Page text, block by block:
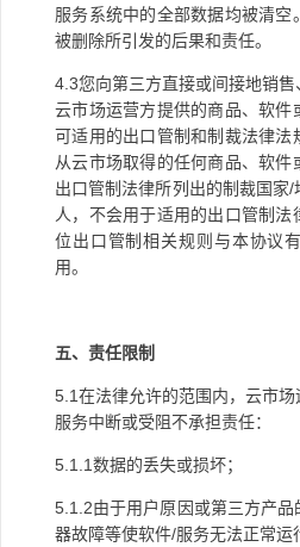
服务系统中的全部数据均被清空
被删除所引发的后果和责任。
4.3您向第三方直接或间接地销
云市场运营方提供的商品、软件
可适用的出口管制和制裁法律法
从云市场取得的任何商品、软件
出口管制法律所列出的制裁国家/
人，不会用于适用的出口管制法
位出口管制相关规则与本协议
用。
五、责任限制
5.1在法律允许的范围内，云市
服务中断或受阻不承担责任：
5.1.1数据的丢失或损坏；
5.1.2由于用户原因或第三方产
器故障等使软件/服务无法正常运